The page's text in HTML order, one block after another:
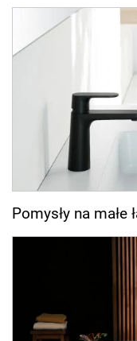
Pomysły na małe